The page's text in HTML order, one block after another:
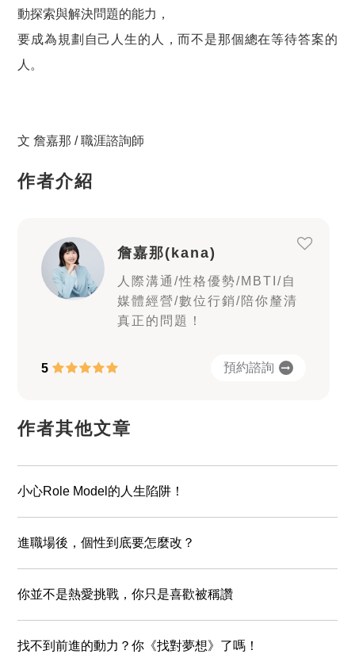
動探索與解決問題的能力，
要成為規劃自己人生的人，而不是那個總在等待答案的
人。
文 詹嘉那 / 職涯諮詢師
作者介紹
詹嘉那(kana)
人際溝通/性格優勢/MBTI/自
媒體經營/數位行銷/陪你釐清
真正的問題！
5 預約諮詢
作者其他文章
小心Role Model的人生陷阱！
進職場後，個性到底要怎麼改？
你並不是熱愛挑戰，你只是喜歡被稱讚
找不到前進的動力？你《找對夢想》了嗎！